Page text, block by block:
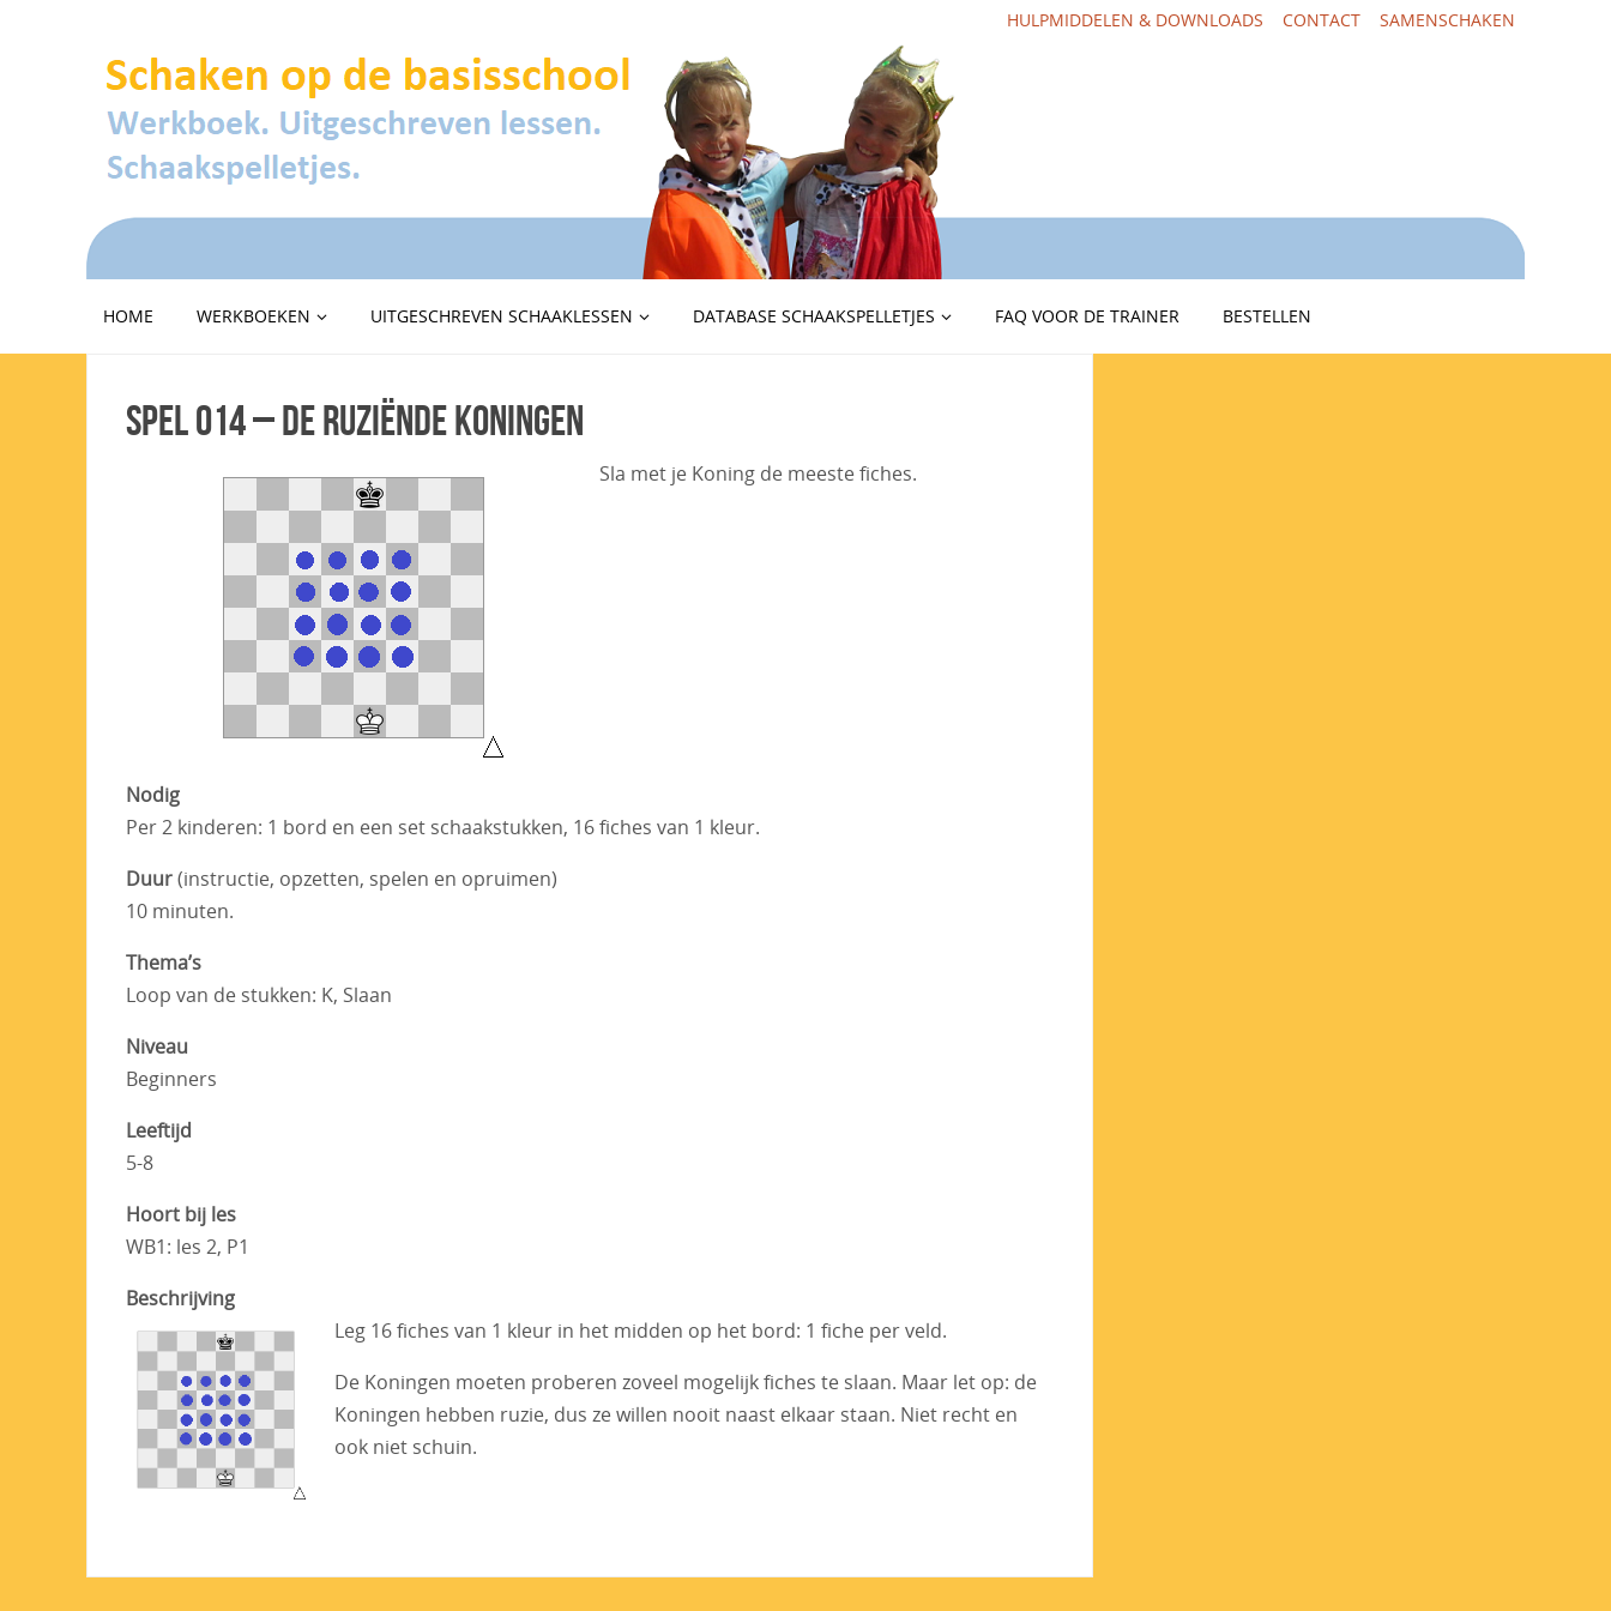
HULPMIDDELEN & DOWNLOADS CONTACT SAMENSCHAKEN
HOME WERKBOEKEN UITGESCHREVEN SCHAAKLESSEN DATABASE SCHAAKSPELLETJES FAQ VOOR DE TRAINER BESTELLEN
Spel 014 – De ruziënde Koningen
Sla met je Koning de meeste fiches.
Nodig
Per 2 kinderen: 1 bord en een set schaakstukken, 16 fiches van 1 kleur.
Duur(instructie, opzetten, spelen en opruimen)
10 minuten.
Thema’s
Loop van de stukken: K, Slaan
Niveau
Beginners
Leeftijd
5-8
Hoort bij les
WB1: les 2, P1
Beschrijving
Leg 16 fiches van 1 kleur in het midden op het bord: 1 fiche per veld.
De Koningen moeten proberen zoveel mogelijk fiches te slaan. Maar let op: de
Koningen hebben ruzie, dus ze willen nooit naast elkaar staan. Niet recht en
ook niet schuin.